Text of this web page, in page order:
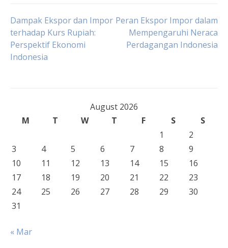
Post
navigation
Dampak Ekspor dan Impor
terhadap Kurs Rupiah:
Perspektif Ekonomi
Indonesia
Peran Ekspor Impor dalam
Mempengaruhi Neraca
Perdagangan Indonesia
August 2026
M
T W T F S
S
1
2
3
4 5 6 7 8
9
10
11 12 13 14 15
16
17
18 19 20 21 22
23
24
25 26 27 28 29
30
31
« Mar